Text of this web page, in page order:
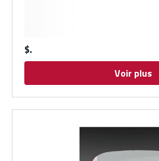
$
Voir plus